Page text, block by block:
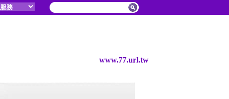
www.77.url.tw